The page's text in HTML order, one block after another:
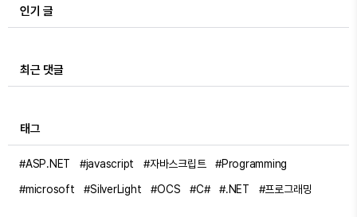
인기 글
최근 댓글
태그
#ASP.NET #javascript #자바스크립트
#Programming
#microsoft
#SilverLight #OCS #C# #.NET #프로그래밍